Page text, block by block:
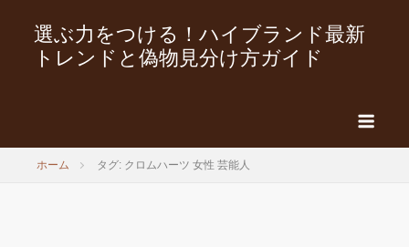
選ぶ力をつける！ハイブランド最新
トレンドと偽物見分け方ガイド
ホーム タグ: クロムハーツ 女性 芸能人